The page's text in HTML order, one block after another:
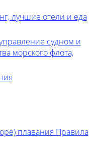
лучшие отели и еда
судном и
морского флота,
плавания Правила